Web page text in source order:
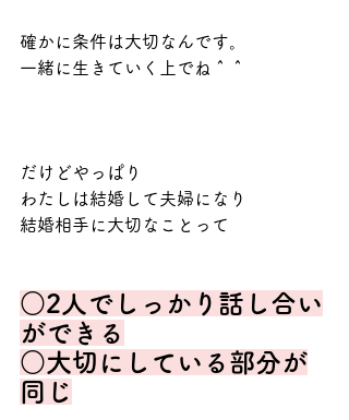
確かに条件は大切なんです。
一緒に生きていく上でね＾＾
だけどやっぱり
わたしは結婚して夫婦になり
結婚相手に大切なことって
○2人でしっかり話し合い
ができる
○大切にしている部分が
同じ